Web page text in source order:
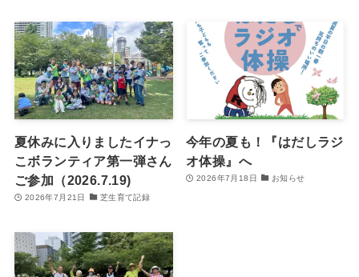
夏休みに入りましたイナっ
こボランティア第一弾さん
ご参加（2026.7.19)
2026年7月21日 芝生育て記録
今年の夏も！『はだしラジ
オ体操』へ
2026年7月18日 お知らせ